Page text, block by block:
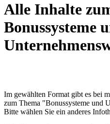
Alle Inhalte
Bonussysteme
Im gewählten Format gibt es bei
zum Thema "Bonussysteme und
Bitte wählen Sie ein anderes